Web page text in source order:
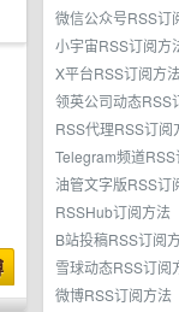
微信公众号RSS订
小宇宙RSS订阅方
X平台RSS订阅方
领英公司动态RSS
RSS代理RSS订阅
Telegram频道
油管文字版RSS订
RSSHub订阅方法
B站投稿RSS订阅
雪球动态RSS订阅
微博RSS订阅方法